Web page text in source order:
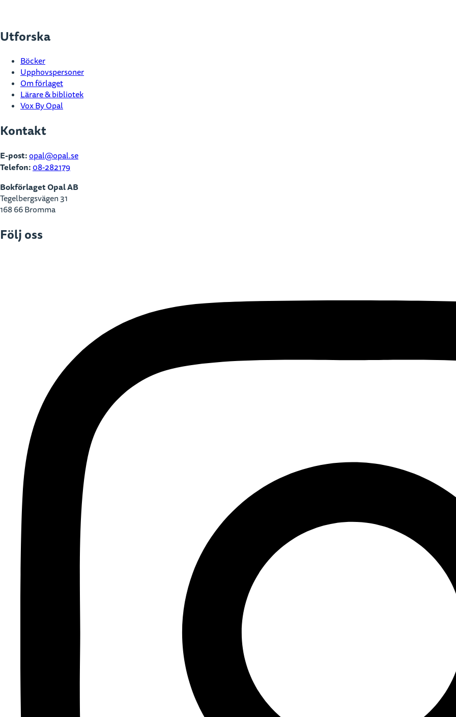
Utforska
Böcker
Upphovspersoner
Om förlaget
Lärare & bibliotek
Vox By Opal
Kontakt
E-post:opal@opal.se
Telefon:08-282179
Bokförlaget Opal AB
Tegelbergsvägen 31
168 66 Bromma
Följ oss